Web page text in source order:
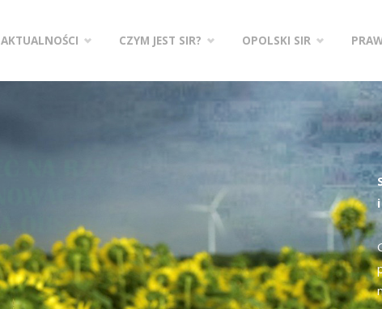
AKTUALNOŚCI CZYM JEST SIR? OPOLSKI SIR